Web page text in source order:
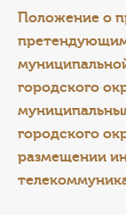
Положение о
городского
городского
размещении